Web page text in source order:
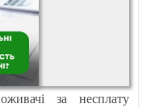
за несплату